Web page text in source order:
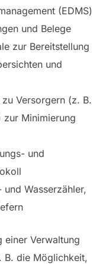
(EDMS)
und Belege
zur Bereitstellung
und
Versorgern (z. B.
zur Minimierung
und
Wasserzähler,
einer Verwaltung
B. die Möglichkeit,